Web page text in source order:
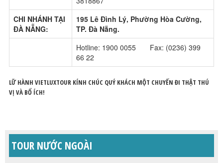
CHI NHÁNH TẠI
ĐÀ NẴNG:
195 Lê Đình Lý, Phường Hòa Cường,
TP. Đà Nẵng.
Hotline: 1900 0055 Fax: (0236) 399
66 22
LỮ HÀNH VIETLUXTOUR KÍNH CHÚC QUÝ KHÁCH MỘT CHUYẾN ĐI THẬT THÚ
VỊ VÀ BỔ ÍCH!
TOUR NƯỚC NGOÀI